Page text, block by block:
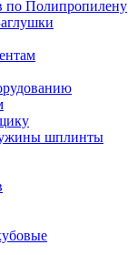
по Полипропилену
шплинты